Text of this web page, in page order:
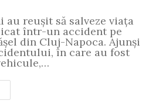
reușit să salveze viața
într-un accident pe
din Cluj-Napoca. Ajunși
în care au fost